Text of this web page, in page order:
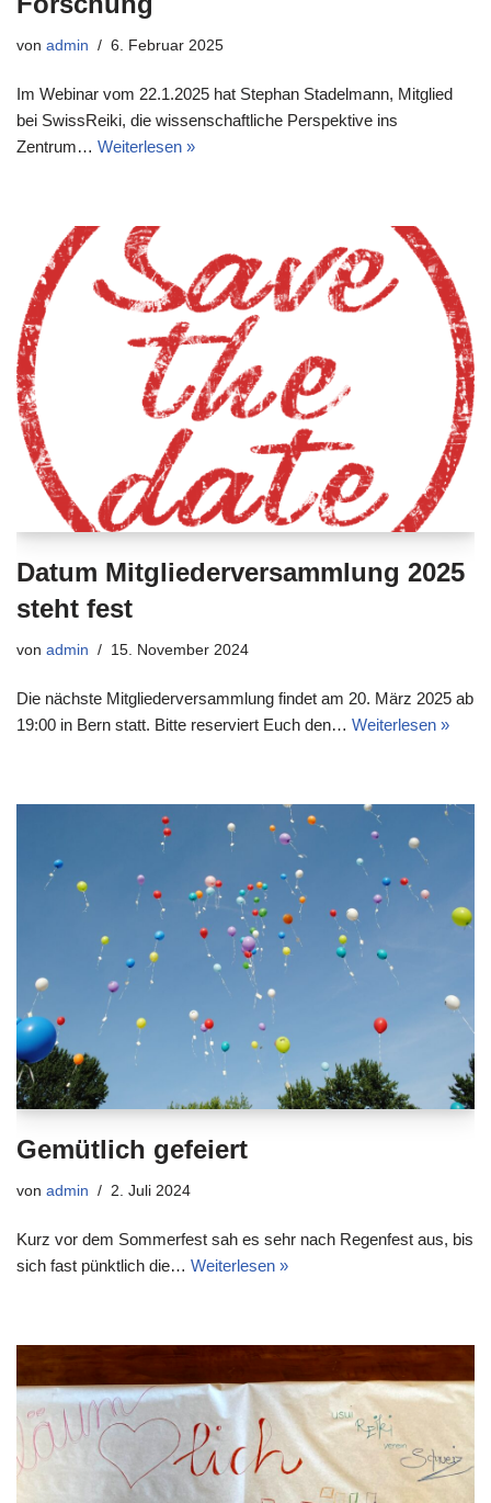
von admin 6. Februar 2025
Im Webinar vom 22.1.2025 hat Stephan Stadelmann, Mitglied
bei SwissReiki, die wissenschaftliche Perspektive ins
Zentrum… Weiterlesen »
Datum Mitgliederversammlung 2025
steht fest
von admin 15. November 2024
Die nächste Mitgliederversammlung findet am 20. März 2025 ab
19:00 in Bern statt. Bitte reserviert Euch den… Weiterlesen »
Gemütlich gefeiert
von admin 2. Juli 2024
Kurz vor dem Sommerfest sah es sehr nach Regenfest aus, bis
sich fast pünktlich die… Weiterlesen »